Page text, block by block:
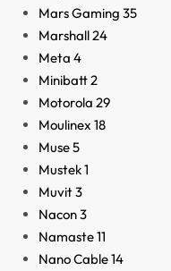
Mars Gaming 35
Marshall24
Meta 4
Minibatt2
Motorola 29
Moulinex 18
Muse5
Mustek1
Muvit3
Nacon3
Namaste11
Nano Cable14